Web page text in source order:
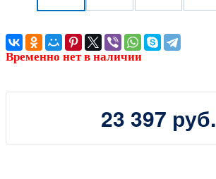
Временно нет в наличии
23 397 руб.